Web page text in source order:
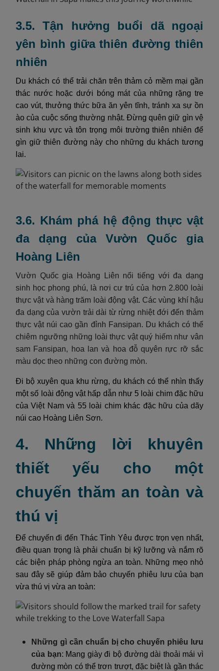
3.5. Tận hưởng buổi dã ngoại
yên bình giữa thiên đường thiên
nhiên
Du khách có thể trải chăn trên thảm cỏ mềm mại gần
thác nước hoặc dưới bóng mát của những rặng tre
cao vút, thưởng thức bữa ăn yên tĩnh, tránh xa sự ồn
ào của cuộc sống thường nhật. Đừng quên giữ gìn vệ
sinh khu vực và tôn trọng môi trường thiên nhiên để
gìn giữ thiên đường này cho những du khách tương
lai.
3.6. Khám phá hệ động thực vật
đa dạng của Vườn Quốc gia
Hoàng Liên
Vườn Quốc gia Hoàng Liên nổi tiếng với đa dạng
sinh học phong phú, là nơi cư trú của hơn 2.800 loài
thực vật và hàng trăm loài động vật. Các vùng khí hậu
đa dạng của vườn trải dài từ rừng nhiệt đới đến thảm
thực vật núi cao gần đỉnh Fansipan. Du khách có thể
chiêm ngưỡng những loài thực vật quý hiếm như vân
sam Fansipan, hoa lan và hoa đỗ quyên rực rỡ sắc
màu dọc theo những con đường mòn.
Đi bộ xuyên qua khu rừng, du khách có thể nhìn thấy
một số loài động vật hấp dẫn như 5 loài chim đặc hữu
của Việt Nam và 55 loài chim khác đặc hữu của dãy
núi cao Hoàng Liên Sơn.
4. Những lời khuyên
thiết yếu cho một
chuyến thăm an toàn và
thú vị
Để chuyến đi đến Thác Tình Yêu được trọn vẹn nhất,
điều quan trọng là phải chuẩn bị kỹ lưỡng và nắm rõ
các biện pháp phòng ngừa an toàn. Những mẹo nhỏ
sau đây sẽ giúp đảm bảo chuyến phiêu lưu của bạn
vừa thú vị vừa an toàn:
Những gì cần chuẩn bị cho chuyến phiêu lưu
của bạn: Mang giày đi bộ đường dài thoải mái vì
đường mòn có thể trơn trượt, đặc biệt là gần thác